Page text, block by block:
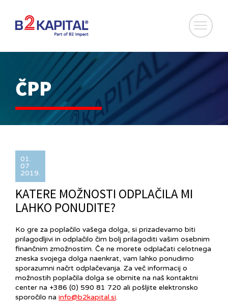
ČPP
01.
07
2019.
KATERE MOŽNOSTI ODPLAČILA MI
LAHKO PONUDITE?
Ko gre za poplačilo vašega dolga, si prizadevamo biti
prilagodljivi in ​​odplačilo čim bolj prilagoditi vašim osebnim
finančnim zmožnostim. Če ne morete odplačati celotnega
zneska svojega dolga naenkrat, vam lahko ponudimo
sporazumni načrt odplačevanja. Za več informacij o
možnostih poplačila dolga se obrnite na naš kontaktni
center na +386 (0) 590 81 720 ali pošljite elektronsko
sporočilo na info@b2kapital.si.